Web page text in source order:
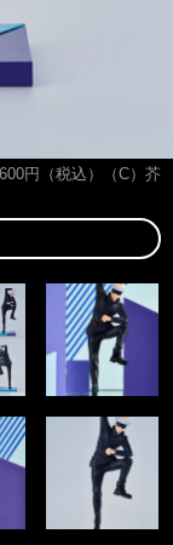
円（税込）（C）芥